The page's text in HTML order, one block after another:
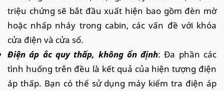
triệu chứng sẽ bắt đầu xuất hiện bao gồm đèn mờ
hoặc nhấp nháy trong cabin, các vấn đề với khóa
cửa điện và cửa sổ.
Điện áp ắc quy thấp, không ổn định: Đa phần các
tình huống trên đều là kết quả của hiện tượng điện
áp thấp. Bạn có thể sử dụng máy kiểm tra điện áp